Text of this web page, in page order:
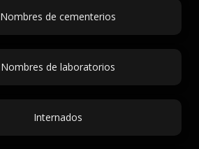
Nombres de cementerios
Nombres de laboratorios
Internados